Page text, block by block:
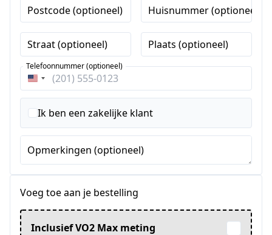
Postcode (optioneel) Huisnummer (optioneel)
Straat (optioneel) Plaats (optioneel)
Verenigde
Staten
+1
Telefoonnummer (optioneel)
Ik ben een zakelijke klant
Opmerkingen (optioneel)
Voeg toe aan je bestelling
Inclusief VO2 Max meting